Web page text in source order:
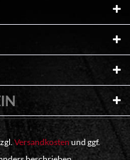
Versandkosten und ggf.